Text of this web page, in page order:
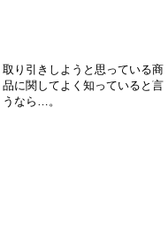
取り引きしようと思っている商
品に関してよく知っていると言
うなら…。